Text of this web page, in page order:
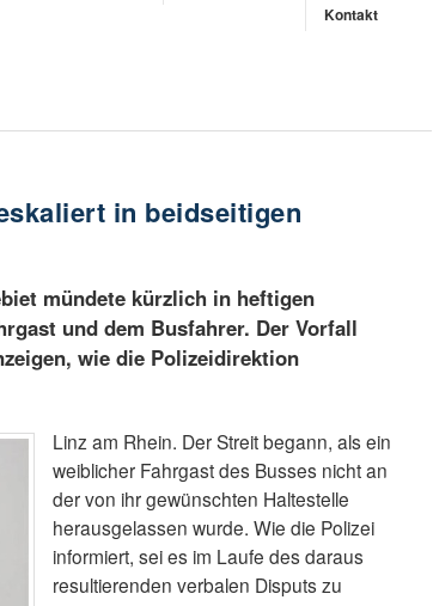
Kontakt
in beidseitigen
mündete kürzlich in heftigen
und dem Busfahrer. Der Vorfall
wie die Polizeidirektion
Linz am Rhein. Der Streit begann, als ein
weiblicher Fahrgast des Busses nicht an
der von ihr gewünschten Haltestelle
herausgelassen wurde. Wie die Polizei
informiert, sei es im Laufe des daraus
resultierenden verbalen Disputs zu